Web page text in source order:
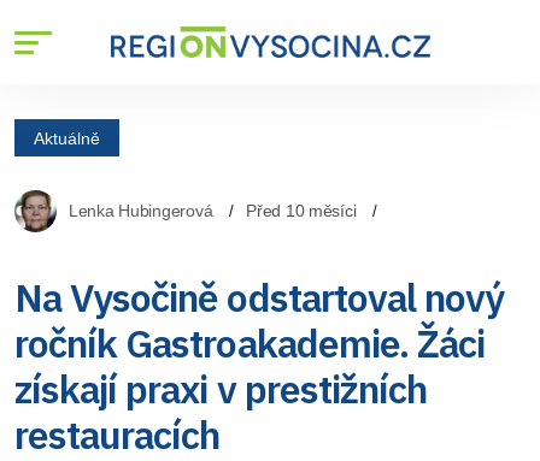
Aktuálně
Lenka Hubingerová Před 10 měsíci
Na Vysočině odstartoval nový
ročník Gastroakademie. Žáci
získají praxi v prestižních
restauracích